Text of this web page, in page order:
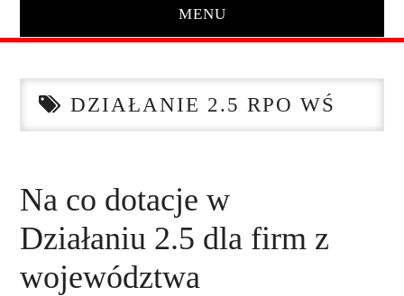
MENU
O NAS
SZKOLENIA
DZIAŁANIE 2.5 RPO WŚ
Na co dotacje w
Działaniu 2.5 dla firm z
województwa